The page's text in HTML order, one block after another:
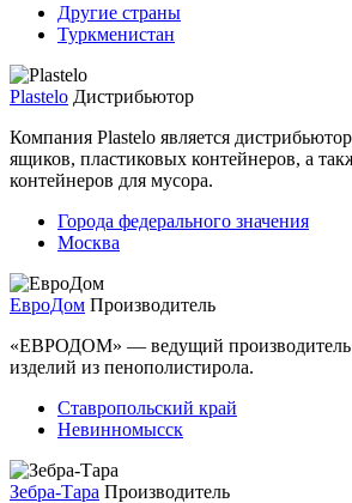
Другие страны
Туркменистан
Plastelo Дистрибьютор
Компания Plastelo является
ящиков, пластиковых контейнеров, а
контейнеров для мусора.
Города федерального значения
Москва
ЕвроДом Производитель
«ЕВРОДОМ» — ведущий производитель
изделий из пенополистирола.
Ставропольский край
Невинномысск
Зебра-Тара Производитель